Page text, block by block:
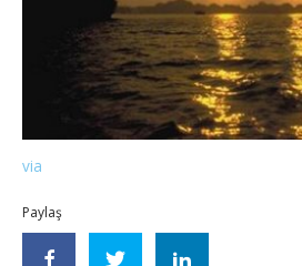
via
Paylaş